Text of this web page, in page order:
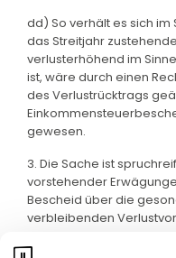
dd) So verhält es sich
das Streitjahr
verlusterhöhend im
ist, wäre durch einen
des Verlustrücktrags
gewesen.
3. Die Sache ist
vorstehender
Bescheid über die
verbleibenden